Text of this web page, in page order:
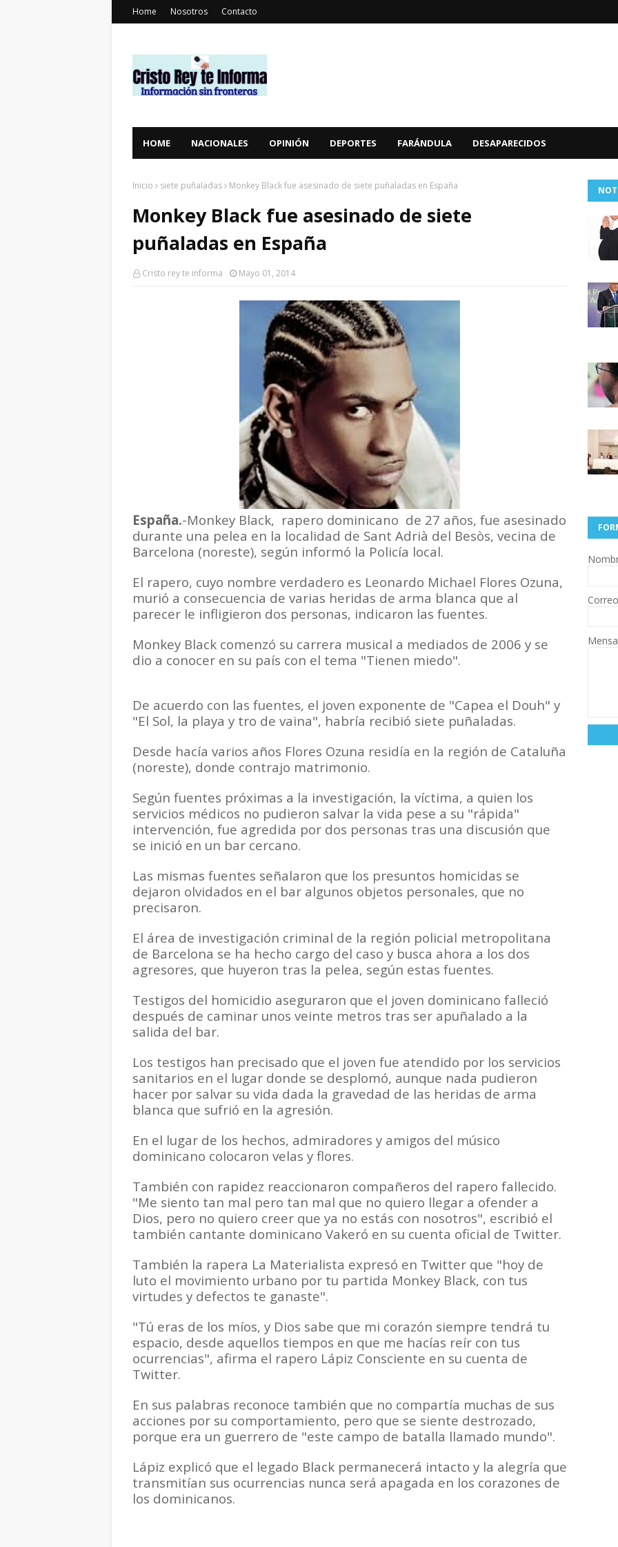
Home Nosotros Contacto
HOME NACIONALES OPINIÓN DEPORTES FARÁNDULA DESAPARECIDOS
Inicio siete puñaladas Monkey Black fue asesinado de siete puñaladas en España
Monkey Black fue asesinado de siete
puñaladas en España
Cristo rey te informa Mayo 01, 2014
España.-Monkey Black, rapero dominicano de 27 años, fue asesinado
durante una pelea en la localidad de Sant Adrià del Besòs, vecina de
Barcelona (noreste), según informó la Policía local.
El rapero, cuyo nombre verdadero es Leonardo Michael Flores Ozuna,
murió a consecuencia de varias heridas de arma blanca que al
parecer le infligieron dos personas, indicaron las fuentes.
Monkey Black comenzó su carrera musical a mediados de 2006 y se
dio a conocer en su país con el tema "Tienen miedo".
De acuerdo con las fuentes, el joven exponente de "Capea el Douh" y
"El Sol, la playa y tro de vaina", habría recibió siete puñaladas.
Desde hacía varios años Flores Ozuna residía en la región de Cataluña
(noreste), donde contrajo matrimonio.
Según fuentes próximas a la investigación, la víctima, a quien los
servicios médicos no pudieron salvar la vida pese a su "rápida"
intervención, fue agredida por dos personas tras una discusión que
se inició en un bar cercano.
Las mismas fuentes señalaron que los presuntos homicidas se
dejaron olvidados en el bar algunos objetos personales, que no
precisaron.
El área de investigación criminal de la región policial metropolitana
de Barcelona se ha hecho cargo del caso y busca ahora a los dos
agresores, que huyeron tras la pelea, según estas fuentes.
Testigos del homicidio aseguraron que el joven dominicano falleció
después de caminar unos veinte metros tras ser apuñalado a la
salida del bar.
Los testigos han precisado que el joven fue atendido por los servicios
sanitarios en el lugar donde se desplomó, aunque nada pudieron
hacer por salvar su vida dada la gravedad de las heridas de arma
blanca que sufrió en la agresión.
En el lugar de los hechos, admiradores y amigos del músico
dominicano colocaron velas y flores.
También con rapidez reaccionaron compañeros del rapero fallecido.
"Me siento tan mal pero tan mal que no quiero llegar a ofender a
Dios, pero no quiero creer que ya no estás con nosotros", escribió el
también cantante dominicano Vakeró en su cuenta oficial de Twitter.
También la rapera La Materialista expresó en Twitter que "hoy de
luto el movimiento urbano por tu partida Monkey Black, con tus
virtudes y defectos te ganaste".
"Tú eras de los míos, y Dios sabe que mi corazón siempre tendrá tu
espacio, desde aquellos tiempos en que me hacías reír con tus
ocurrencias", afirma el rapero Lápiz Consciente en su cuenta de
Twitter.
En sus palabras reconoce también que no compartía muchas de sus
acciones por su comportamiento, pero que se siente destrozado,
porque era un guerrero de "este campo de batalla llamado mundo".
Lápiz explicó que el legado Black permanecerá intacto y la alegría que
transmitían sus ocurrencias nunca será apagada en los corazones de
los dominicanos.